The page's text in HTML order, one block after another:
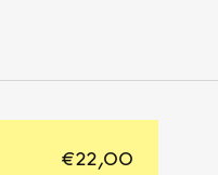
€22,00